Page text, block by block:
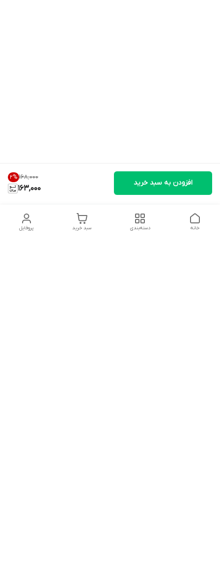
۱۶۸٬۰۰۰ 2%
163,000
افزودن به سبد خرید
پروفایل سبد خرید دسته‌بندی خانه